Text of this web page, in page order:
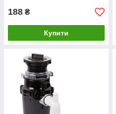
188 ₴
Купити